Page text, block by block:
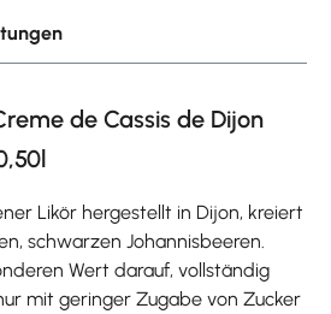
de Cassis de Dijon
Likör hergestellt in Dijon, kreiert
schwarzen Johannisbeeren.
Wert darauf, vollständig
mit geringer Zugabe von Zucker